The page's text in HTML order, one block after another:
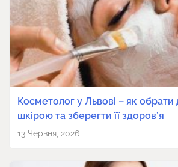
Косметолог у Львові – як обрати
шкірою та зберегти її здоров’я
13 Червня, 2026